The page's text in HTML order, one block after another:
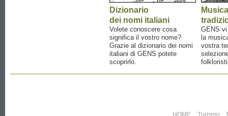
Dizionario
dei nomi italiani
Volete conoscere cosa
significa il vostro nome?
Grazie al dizionario dei nomi
italiani di GENS potete
scoprirlo.
Musica
GENS
la
vostra
HOME Turismo